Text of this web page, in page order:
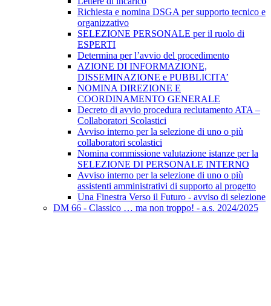
Richiesta e nomina DSGA per supporto tecnico e
organizzativo
SELEZIONE PERSONALE per il ruolo di
ESPERTI
Determina per l’avvio del procedimento
AZIONE DI INFORMAZIONE,
DISSEMINAZIONE e PUBBLICITA’
NOMINA DIREZIONE E
COORDINAMENTO GENERALE
Decreto di avvio procedura reclutamento ATA –
Collaboratori Scolastici
Avviso interno per la selezione di uno o più
collaboratori scolastici
Nomina commissione valutazione istanze per la
SELEZIONE DI PERSONALE INTERNO
Avviso interno per la selezione di uno o più
assistenti amministrativi di supporto al progetto
Una Finestra Verso il Futuro - avviso di selezione
DM 66 - Classico … ma non troppo! - a.s. 2024/2025